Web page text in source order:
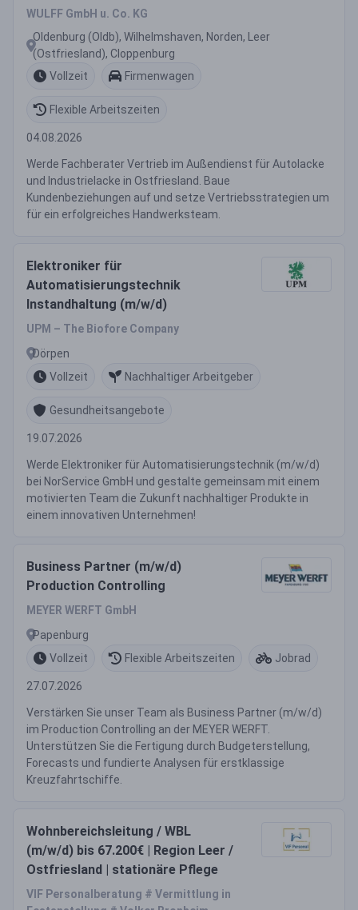
Lackierhandwerk Region
Ostfriesland, Oldenburger Land,
Cloppenburger Land
WULFF GmbH u. Co. KG
Oldenburg (Oldb), Wilhelmshaven, Norden, Leer
(Ostfriesland), Cloppenburg
Vollzeit
Firmenwagen
Flexible Arbeitszeiten
04.08.2026
Werde Fachberater Vertrieb im Außendienst für Autolacke
und Industrielacke in Ostfriesland. Baue
Kundenbeziehungen auf und setze Vertriebsstrategien um
für ein erfolgreiches Handwerksteam.
Elektroniker für
Automatisierungstechnik
Instandhaltung (m/w/d)
UPM – The Biofore Company
Dörpen
Vollzeit
Nachhaltiger Arbeitgeber
Gesundheitsangebote
19.07.2026
Werde Elektroniker für Automatisierungstechnik (m/w/d)
bei NorService GmbH und gestalte gemeinsam mit einem
motivierten Team die Zukunft nachhaltiger Produkte in
einem innovativen Unternehmen!
Business Partner (m/w/d)
Production Controlling
MEYER WERFT GmbH
Papenburg
Vollzeit
Flexible Arbeitszeiten Jobrad
27.07.2026
Verstärken Sie unser Team als Business Partner (m/w/d)
im Production Controlling an der MEYER WERFT.
Unterstützen Sie die Fertigung durch Budgeterstellung,
Forecasts und fundierte Analysen für erstklassige
Kreuzfahrtschiffe.
Wohnbereichsleitung / WBL
(m/w/d) bis 67.200€ | Region Leer /
Ostfriesland | stationäre Pflege
VIF Personalberatung # Vermittlung in